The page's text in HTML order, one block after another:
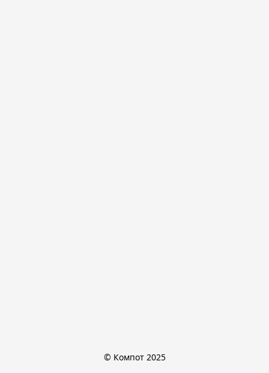
© Компот 2025